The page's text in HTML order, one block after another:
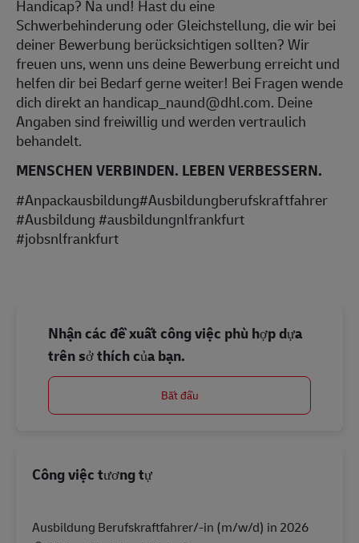
Handicap? Na und! Hast du eine
Schwerbehinderung oder Gleichstellung, die wir bei
deiner Bewerbung berücksichtigen sollten? Wir
freuen uns, wenn uns deine Bewerbung erreicht und
helfen dir bei Bedarf gerne weiter! Bei Fragen wende
dich direkt an handicap_naund@dhl.com. Deine
Angaben sind freiwillig und werden vertraulich
behandelt.
MENSCHEN VERBINDEN. LEBEN VERBESSERN.
#Anpackausbildung#Ausbildungberufskraftfahrer
#Ausbildung #ausbildungnlfrankfurt
#jobsnlfrankfurt
Nhận các đề xuất công việc phù hợp dựa
trên sở thích của bạn.
Bắt đầu
Công việc tương tự
Ausbildung Berufskraftfahrer/-in (m/w/d) in 2026